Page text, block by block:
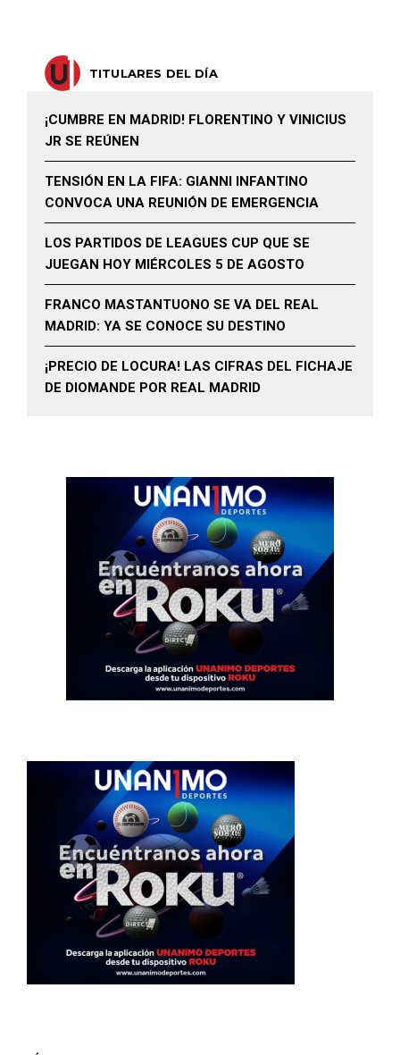
TITULARES DEL DÍA
¡CUMBRE EN MADRID! FLORENTINO Y VINICIUS
JR SE REÚNEN
TENSIÓN EN LA FIFA: GIANNI INFANTINO
CONVOCA UNA REUNIÓN DE EMERGENCIA
LOS PARTIDOS DE LEAGUES CUP QUE SE
JUEGAN HOY MIÉRCOLES 5 DE AGOSTO
FRANCO MASTANTUONO SE VA DEL REAL
MADRID: YA SE CONOCE SU DESTINO
¡PRECIO DE LOCURA! LAS CIFRAS DEL FICHAJE
DE DIOMANDE POR REAL MADRID